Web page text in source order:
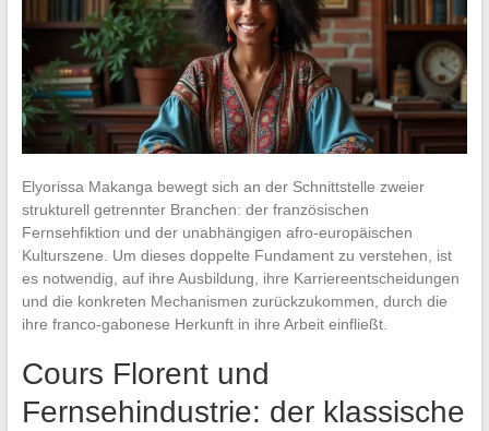
Elyorissa Makanga bewegt sich an der Schnittstelle zweier
strukturell getrennter Branchen: der französischen
Fernsehfiktion und der unabhängigen afro-europäischen
Kulturszene. Um dieses doppelte Fundament zu verstehen, ist
es notwendig, auf ihre Ausbildung, ihre Karriereentscheidungen
und die konkreten Mechanismen zurückzukommen, durch die
ihre franco-gabonese Herkunft in ihre Arbeit einfließt.
Cours Florent und
Fernsehindustrie: der klassische